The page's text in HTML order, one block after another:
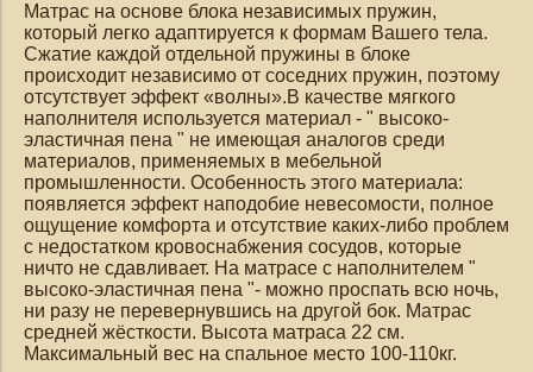
Матрас на основе блока независимых пружин,
который легко адаптируется к формам Вашего тела.
Сжатие каждой отдельной пружины в блоке
происходит независимо от соседних пружин, поэтому
отсутствует эффект «волны».В качестве мягкого
наполнителя используется материал - " высоко-
эластичная пена " не имеющая аналогов среди
материалов, применяемых в мебельной
промышленности. Особенность этого материала:
появляется эффект наподобие невесомости, полное
ощущение комфорта и отсутствие каких-либо проблем
с недостатком кровоснабжения сосудов, которые
ничто не сдавливает. На матрасе с наполнителем "
высоко-эластичная пена "- можно проспать всю ночь,
ни разу не перевернувшись на другой бок. Матрас
средней жёсткости. Высота матраса 22 см.
Максимальный вес на спальное место 100-110кг.